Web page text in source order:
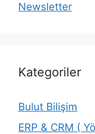
Newsletter
Kategoriler
Bulut Bilişim
ERP & CRM (